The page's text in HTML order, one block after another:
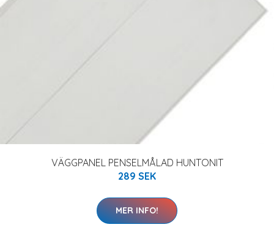
VÄGGPANEL PENSELMÅLAD HUNTONIT
289 SEK
MER INFO!